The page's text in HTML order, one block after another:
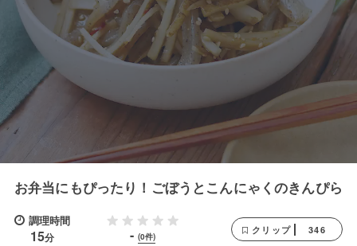
お弁当にもぴったり！ごぼうとこんにゃくのきんぴら
調理時間
15分 - (0件)
クリップ 346